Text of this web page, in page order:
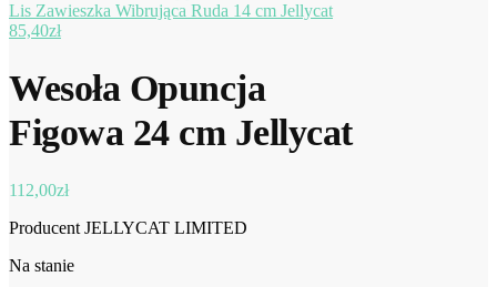
Lis Zawieszka Wibrująca Ruda 14 cm Jellycat
85,40zł
Wesoła Opuncja
Figowa 24 cm Jellycat
112,00zł
Producent JELLYCAT LIMITED
Na stanie